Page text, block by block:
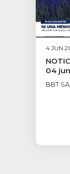
4 JUN
04
BBT